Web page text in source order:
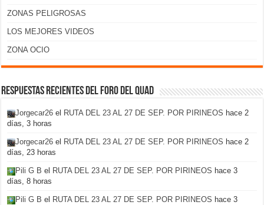
ZONAS PELIGROSAS
LOS MEJORES VIDEOS
ZONA OCIO
Respuestas recientes del foro del Quad
Jorgecar26 el RUTA DEL 23 AL 27 DE SEP. POR PIRINEOS hace 2
días, 3 horas
Jorgecar26 el RUTA DEL 23 AL 27 DE SEP. POR PIRINEOS hace 2
días, 23 horas
Pili G B el RUTA DEL 23 AL 27 DE SEP. POR PIRINEOS hace 3
días, 8 horas
Pili G B el RUTA DEL 23 AL 27 DE SEP. POR PIRINEOS hace 3